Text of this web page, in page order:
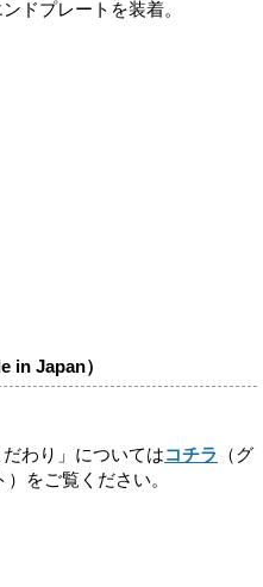
ドプレートを装着。
in Japan）
わり」についてはコチラ
（グ
をご覧ください。